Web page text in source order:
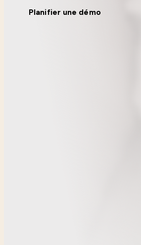
Planifier une démo